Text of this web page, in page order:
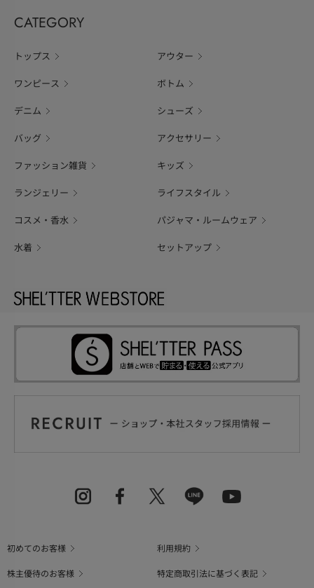
CATEGORY
トップス アウター
ワンピース ボトム
デニム シューズ
バッグ アクセサリー
ファッション雑貨 キッズ
ランジェリー ライフスタイル
コスメ・香水 パジャマ・ルームウェア
水着 セットアップ
初めてのお客様
利用規約
株主優待のお客様
特定商取引法に基づく表記